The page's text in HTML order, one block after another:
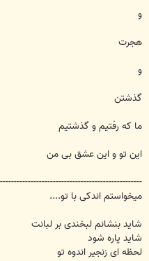
و
هجرت
و
گذشتن
ما که رفتیم و گذشتیم
این تو و این عشق بی من
میخواستم اندکی با تو....
شاید بنشانم لبخندی بر لبانت
شاید پاره شود
لحظه ای زنجیر اندوه تو